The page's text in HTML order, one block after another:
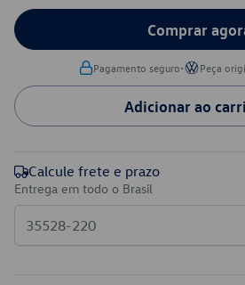
Comprar
Pagamento seguro• Peça
Adicionar ao
Calcule frete e prazo
Entrega em todo o Brasil